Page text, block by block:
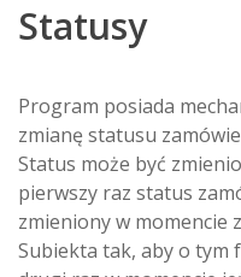
Statusy
Program posiada
zmianę statusu
Status może być
pierwszy raz status
zmieniony w momencie
Subiekta tak, aby o tym